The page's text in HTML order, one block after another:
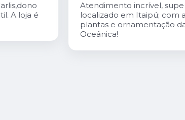
Atendimento incrível, super bem
localizado em Itaipú; com as melhores
plantas e ornamentação da Região